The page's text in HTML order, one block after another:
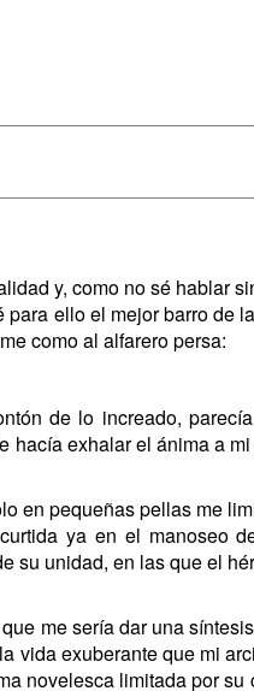
y, como no sé hablar
ello el mejor barro de
como al alfarero persa:
de lo increado,
exhalar el ánima a
en pequeñas pellas me
ya en el manoseo
su unidad, en las que el
me sería dar una
vida exuberante que mi
novelesca limitada por su